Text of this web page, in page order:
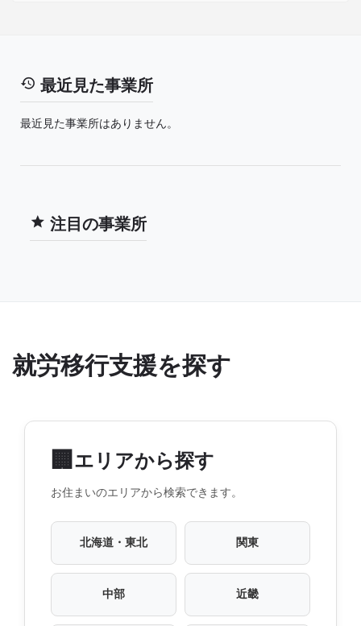
最近見た事業所
最近見た事業所はありません。
注目の事業所
就労移行支援を探す
🏢 エリアから探す
お住まいのエリアから検索できます。
北海道・東北 関東
中部 近畿